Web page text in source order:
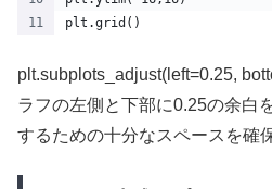
plt.grid()
plt.subplots_adjust(left=0.25,
ラフの左側と下部に0.25の余白
するための十分なスペースを確